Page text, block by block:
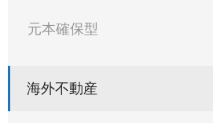
元本確保型
海外不動産